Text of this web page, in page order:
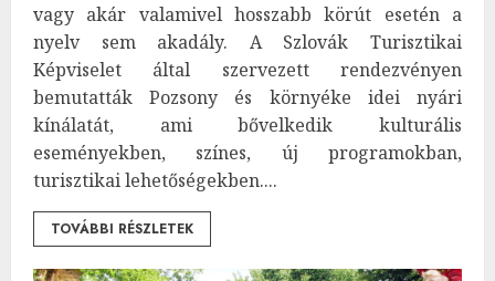
vagy akár valamivel hosszabb körút esetén a
nyelv sem akadály. A Szlovák Turisztikai
Képviselet által szervezett rendezvényen
bemutatták Pozsony és környéke idei nyári
kínálatát, ami bővelkedik kulturális
eseményekben, színes, új programokban,
turisztikai lehetőségekben....
TOVÁBBI RÉSZLETEK